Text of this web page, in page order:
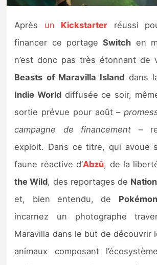
Tests et previews
Tests de jeux
Tests d’accessoires
Autres tests
Previews
Précommandes
Précommandes jeux
Bons plans
Après un Kickstarter
réussi
financer ce portageSwitch en
n’est donc pas très étonnant de
Beasts of Maravilla Island dans
Indie Worlddiffusée ce soir,
sortie prévue pour août –
campagne de financement –
exploit. Dans ce titre, qui avoue
faune réactive d’Abzû, de la
the Wild, des reportages de
et, bien entendu, de
incarnez un photographe
Maravilla dans le but de découvrir
animaux composant